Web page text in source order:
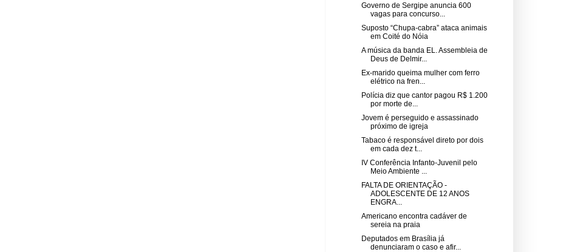
Governo de Sergipe anuncia 600
vagas para concurso...
Suposto “Chupa-cabra” ataca animais
em Coité do Nóia
A música da banda EL. Assembleia de
Deus de Delmir...
Ex-marido queima mulher com ferro
elétrico na fren...
Polícia diz que cantor pagou R$ 1.200
por morte de...
Jovem é perseguido e assassinado
próximo de igreja
Tabaco é responsável direto por dois
em cada dez t...
IV Conferência Infanto-Juvenil pelo
Meio Ambiente ...
FALTA DE ORIENTAÇÃO -
ADOLESCENTE DE 12 ANOS
ENGRA...
Americano encontra cadáver de
sereia na praia
Deputados em Brasília já
denunciaram o caso e afir...